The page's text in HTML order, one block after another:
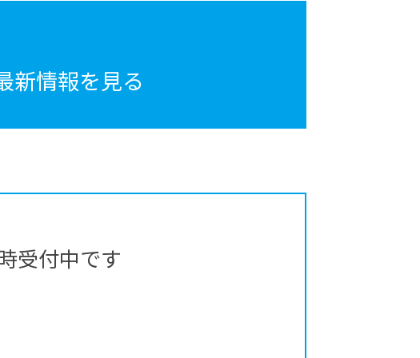
新情報を見る
受付中です